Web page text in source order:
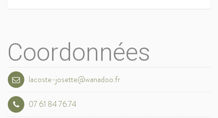
Coordonnées
lacoste-josette@wanadoo.fr
07 61 84 76 74